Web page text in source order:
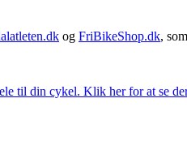
og FriBikeShop.dk,
til din cykel. Klik her for at se